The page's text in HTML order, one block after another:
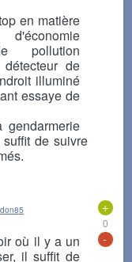
en matière
pollution
de
illuminé
essaye de
de suivre
+
0
-
où il y a un
il suffit de